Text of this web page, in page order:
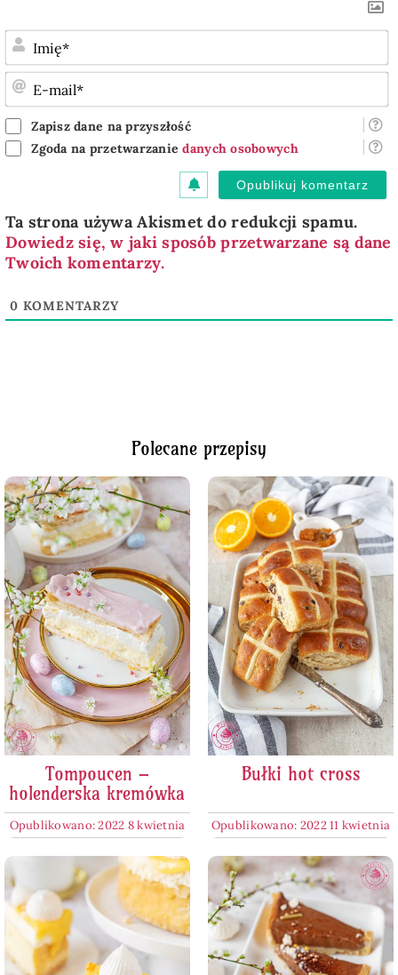
Zapisz dane na przyszłość
Zgoda na przetwarzaniedanych osobowych
Ta strona używa Akismet do redukcji spamu.
Dowiedz się, w jaki sposób przetwarzane są dane
Twoich komentarzy.
0 KOMENTARZY
Polecane przepisy
Tompoucen –
holenderska kremówka
Opublikowano: 2022 8 kwietnia
Bułki hot cross
Opublikowano: 2022 11 kwietnia